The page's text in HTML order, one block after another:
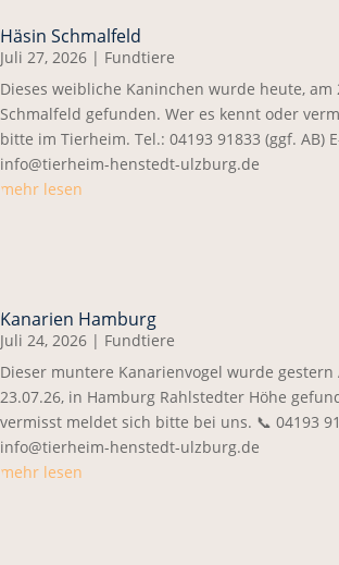
Häsin Schmalfeld
Juli 27, 2026 | Fundtiere
Dieses weibliche Kaninchen wurde heute, am
Schmalfeld gefunden. Wer es kennt oder
bitte im Tierheim. Tel.: 04193 91833 (ggf. AB)
info@tierheim-henstedt-ulzburg.de
mehr lesen
Kanarien Hamburg
Juli 24, 2026 | Fundtiere
Dieser muntere Kanarienvogel wurde gestern
23.07.26, in Hamburg Rahlstedter Höhe
vermisst meldet sich bitte bei uns. 📞 04193
info@tierheim-henstedt-ulzburg.de
mehr lesen